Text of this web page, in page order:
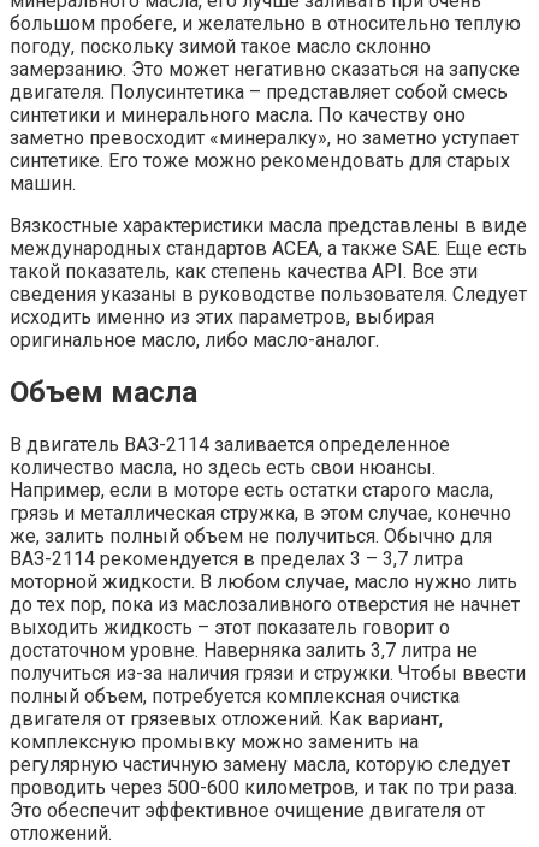
большом пробеге, и желательно в относительно теплую
погоду, поскольку зимой такое масло склонно
замерзанию. Это может негативно сказаться на запуске
двигателя. Полусинтетика – представляет собой смесь
синтетики и минерального масла. По качеству оно
заметно превосходит «минералку», но заметно уступает
синтетике. Его тоже можно рекомендовать для старых
машин.
Вязкостные характеристики масла представлены в виде
международных стандартов ACEA, а также SAE. Еще есть
такой показатель, как степень качества API. Все эти
сведения указаны в руководстве пользователя. Следует
исходить именно из этих параметров, выбирая
оригинальное масло, либо масло-аналог.
Объем масла
В двигатель ВАЗ-2114 заливается определенное
количество масла, но здесь есть свои нюансы.
Например, если в моторе есть остатки старого масла,
грязь и металлическая стружка, в этом случае, конечно
же, залить полный объем не получиться. Обычно для
ВАЗ-2114 рекомендуется в пределах 3 – 3,7 литра
моторной жидкости. В любом случае, масло нужно лить
до тех пор, пока из маслозаливного отверстия не начнет
выходить жидкость – этот показатель говорит о
достаточном уровне. Наверняка залить 3,7 литра не
получиться из-за наличия грязи и стружки. Чтобы ввести
полный объем, потребуется комплексная очистка
двигателя от грязевых отложений. Как вариант,
комплексную промывку можно заменить на
регулярную частичную замену масла, которую следует
проводить через 500-600 километров, и так по три раза.
Это обеспечит эффективное очищение двигателя от
отложений.